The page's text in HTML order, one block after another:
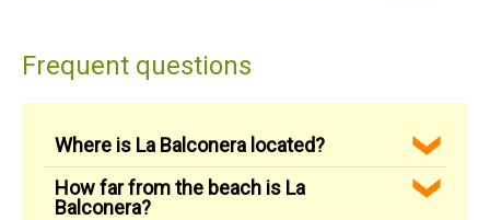
Frequent questions
Where is La Balconera located?
How far from the beach is La
Balconera?